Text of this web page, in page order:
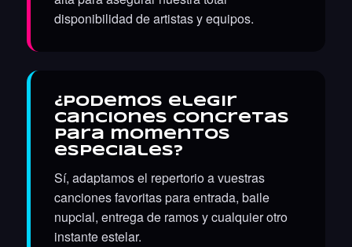
disponibilidad de artistas y equipos.
¿Podemos elegir
canciones concretas
para momentos
especiales?
Sí, adaptamos el repertorio a vuestras
canciones favoritas para entrada, baile
nupcial, entrega de ramos y cualquier otro
instante estelar.